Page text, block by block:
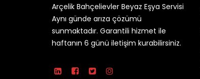
Arçelik Bahçelievler Beyaz Eşya Servisi
Aynı günde arıza çözümü
sunmaktadır. Garantili hizmet ile
haftanın 6 günü iletişim kurabilirsiniz.